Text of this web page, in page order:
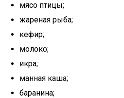
мясо птицы;
жареная рыба;
кефир;
молоко;
икра;
манная каша;
баранина;